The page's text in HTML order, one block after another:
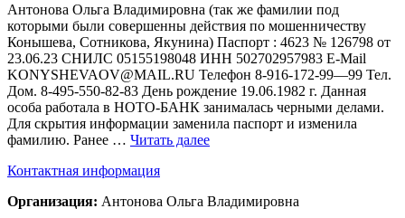
Антонова Ольга Владимировна (так же фамилии под
которыми были совершенны действия по мошенничеству
Конышева, Сотникова, Якунина) Паспорт : 4623 № 126798 от
23.06.23 СНИЛС 05155198048 ИНН 502702957983 E-Mail
KONYSHEVAOV@MAIL.RU Телефон 8-916-172-99—99 Тел.
Дом. 8-495-550-82-83 День рождение 19.06.1982 г. Данная
особа работала в НОТО-БАНК занималась черными делами.
Для скрытия информации заменила паспорт и изменила
фамилию. Ранее … Читать далее
Контактная информация
Организация: Антонова Ольга Владимировна